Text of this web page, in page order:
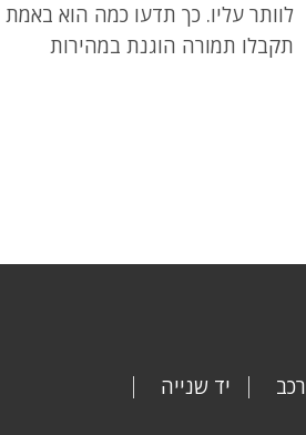
לוותר עליו. כך תדעו כמה הוא באמת
תקבלו תמורה הוגנת במהירות
רכב
יד שנייה